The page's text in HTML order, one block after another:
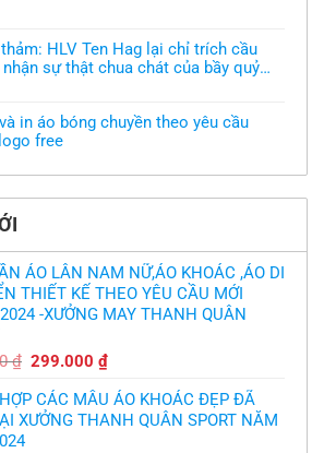
HLV Ten Hag lại chỉ trích cầu
sự thật chua chát của bầy quỷ
in áo bóng chuyền theo yêu cầu
free
ÁO LÂN NAM NỮ,ÁO KHOÁC ,ÁO DI
THIẾT KẾ THEO YÊU CẦU MỚI
-XƯỞNG MAY THANH QUÂN
₫ Giá
là:
350.000 ₫.
299.000₫Giá
tại
là:
CÁC MẪU ÁO KHOÁC ĐẸP ĐÃ
XƯỞNG THANH QUÂN SPORT NĂM